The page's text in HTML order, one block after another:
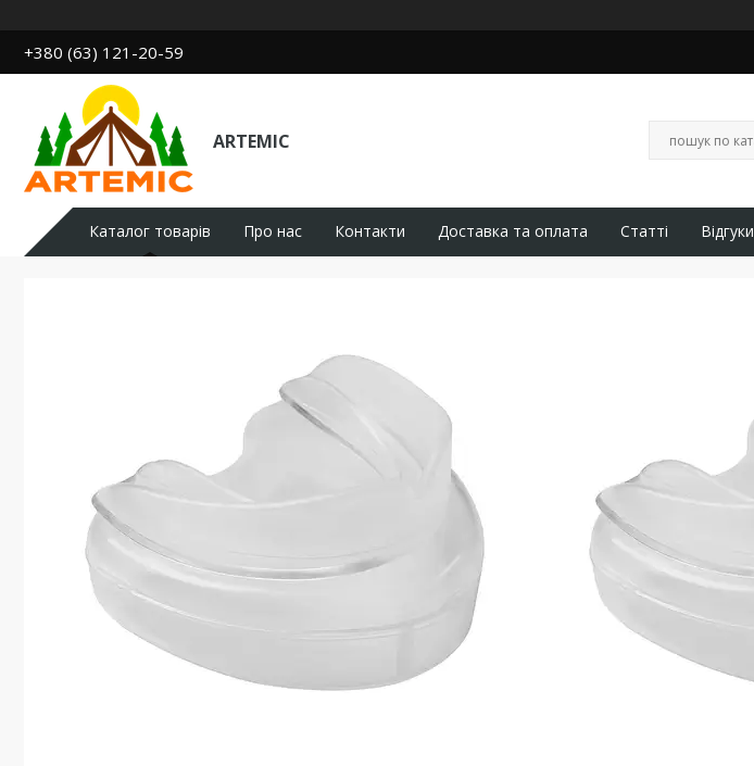
+380 (63) 121-20-59
ARTEMIC
Каталог товарів Про нас Контакти Доставка та оплата Статті Відгуки